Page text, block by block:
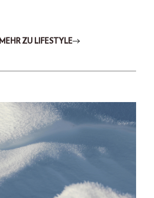
MEHR ZU LIFESTYLE